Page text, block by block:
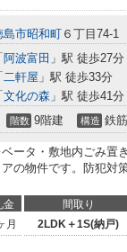
島市昭和町 ６丁目74-1
阿波富田 」駅 徒歩27分
二軒屋 」駅 徒歩33分
文化の森 」駅 徒歩41分
階数 9階建 構造 鉄
ータ・敷地内ごみ置
の物件です。防犯対
金 間取り
月 2LDK＋1S(納戸)